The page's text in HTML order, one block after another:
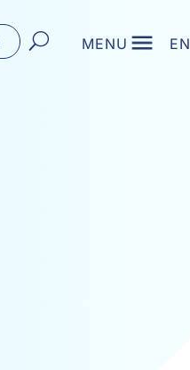
MENU EN